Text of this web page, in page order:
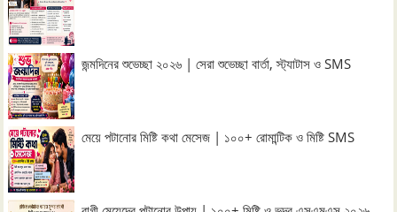
জন্মদিনের শুভেচ্ছা ২০২৬ | সেরা শুভেচ্ছা বার্তা, স্ট্যাটাস ও SMS
মেয়ে পটানোর মিষ্টি কথা মেসেজ | ১০০+ রোমান্টিক ও মিষ্টি SMS